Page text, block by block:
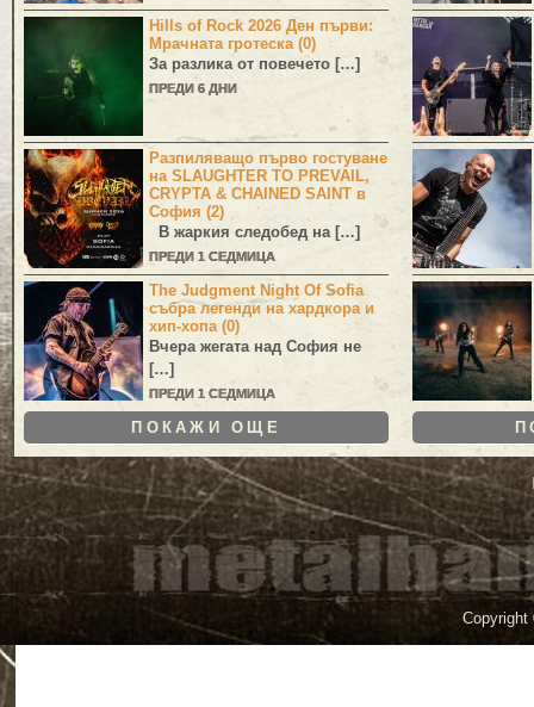
Hills of Rock 2026 Ден първи:
Мрачната гротеска (0)
За разлика от повечето […]
ПРЕДИ 6 ДНИ
Разпиляващо първо гостуване
на SLAUGHTER TO PREVAIL,
CRYPTA & CHAINED SAINT в
София (2)
В жаркия следобед на […]
ПРЕДИ 1 СЕДМИЦА
The Judgment Night Of Sofia
събра легенди на хардкора и
хип-хопа (0)
Вчера жегата над София не
[…]
ПРЕДИ 1 СЕДМИЦА
ПОКАЖИ ОЩЕ